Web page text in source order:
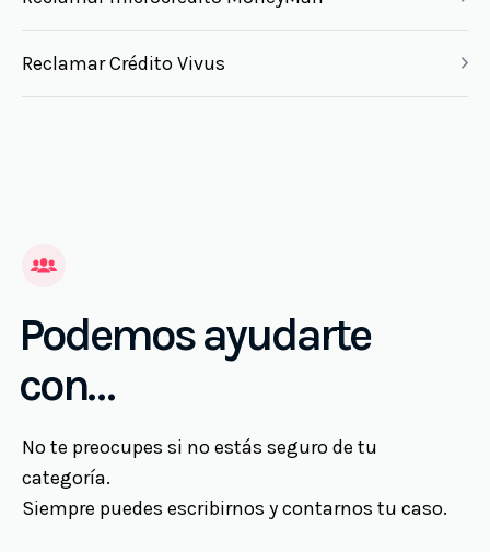
Reclamar Crédito Vivus
Podemos ayudarte
con…
No te preocupes si no estás seguro de tu
categoría.
Siempre puedes escribirnos y contarnos tu caso.